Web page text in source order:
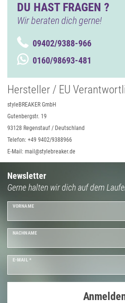
DU HAST FRAGEN ?
Wir beraten dich gerne!
09402/9388-966
0160/98693-481
Hersteller / EU
styleBREAKER GmbH
Gutenbergstr. 19
93128 Regenstauf / Deutschland
Telefon: +49 9402/9388966
E-Mail: mail@stylebreaker.de
Newsletter
Gerne halten wir dich auf dem
VORNAME
NACHNAME
E-MAIL *